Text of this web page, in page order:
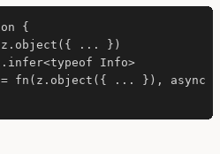
{
... })
Info>
fn(z.object({ ... }), async